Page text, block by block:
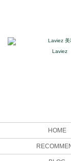
Laviez
HOME